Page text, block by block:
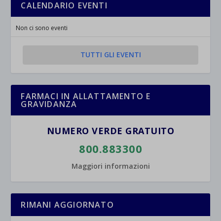
CALENDARIO EVENTI
Non ci sono eventi
TUTTI GLI EVENTI
FARMACI IN ALLATTAMENTO E
GRAVIDANZA
NUMERO VERDE GRATUITO
800.883300
Maggiori informazioni
RIMANI AGGIORNATO
esplicitamente categorizzati.
Mostra dettagli